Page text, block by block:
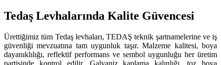
Tedaş Levhalarında Kalite Güvencesi
Ürettiğimiz tüm Tedaş levhaları, TEDAŞ teknik şartnamelerine ve iş
güvenliği mevzuatına tam uygunluk taşır. Malzeme kalitesi, boya
dayanıklılığı, reflektif performans ve sembol uygunluğu her üretim